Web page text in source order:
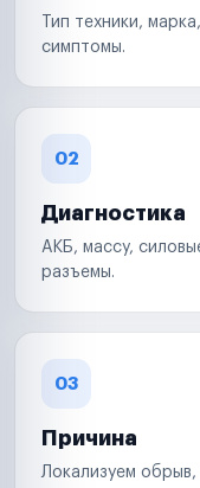
Тип техники,
симптомы.
02
Диагностика
АКБ, массу,
разъемы.
03
Причина
Локализуем